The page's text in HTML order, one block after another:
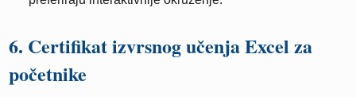
6. Certifikat izvrsnog učenja Excel za
početnike